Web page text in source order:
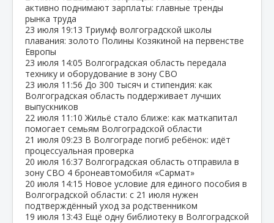
активно поднимают зарплаты: главные тренды
рынка труда
23 июля 19:13 Триумф волгоградской школы
плавания: золото Полины Козякиной на первенстве
Европы
23 июля 14:05 Волгоградская область передала
технику и оборудование в зону СВО
23 июля 11:56 До 300 тысяч и стипендия: как
Волгоградская область поддерживает лучших
выпускников
22 июля 11:10 Жильё стало ближе: как маткапитал
помогает семьям Волгоградской области
21 июля 09:23 В Волгограде погиб ребёнок: идёт
процессуальная проверка
20 июля 16:37 Волгоградская область отправила в
зону СВО 4 бронеавтомобиля «Сармат»
20 июля 14:15 Новое условие для единого пособия в
Волгоградской области: с 21 июля нужен
подтверждённый уход за родственником
19 июля 13:43 Ещё одну библиотеку в Волгоградской